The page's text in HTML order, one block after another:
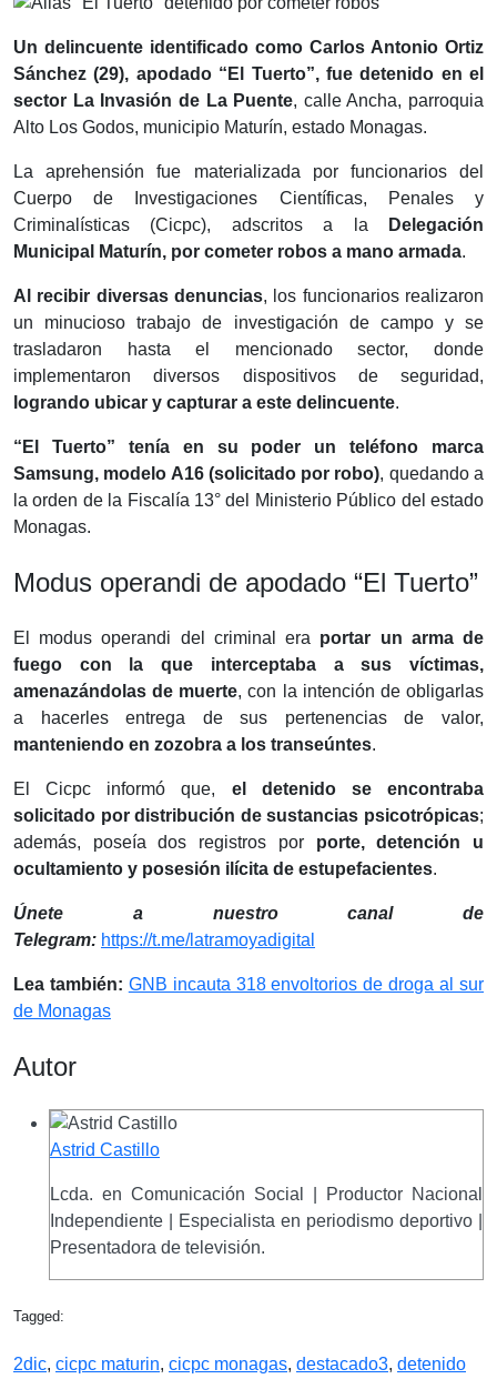
Un delincuente identificado como Carlos Antonio Ortiz
Sánchez (29), apodado “El Tuerto”, fue detenido en el
sector La Invasión de La Puente, calle Ancha, parroquia
Alto Los Godos, municipio Maturín, estado Monagas.
La aprehensión fue materializada por funcionarios del
Cuerpo de Investigaciones Científicas, Penales y
Criminalísticas (Cicpc), adscritos a la
Delegación
Municipal Maturín, por cometer robos a mano armada.
Al recibir diversas denuncias, los funcionarios realizaron
un minucioso trabajo de investigación de campo y se
trasladaron hasta el mencionado sector, donde
implementaron diversos dispositivos de seguridad,
logrando ubicar y capturar a este delincuente.
“El Tuerto” tenía en su poder un teléfono marca
Samsung, modelo A16 (solicitado por robo), quedando a
la orden de la Fiscalía 13° del Ministerio Público del estado
Monagas.
Modus operandi de apodado “El Tuerto”
El modus operandi del criminal era portar un arma de
fuego con la que interceptaba a sus víctimas,
amenazándolas de muerte, con la intención de obligarlas
a hacerles entrega de sus pertenencias de valor,
manteniendo en zozobra a los transeúntes.
El Cicpc informó que, el detenido se encontraba
solicitado por distribución de sustancias psicotrópicas;
además, poseía dos registros por porte, detención u
ocultamiento y posesión ilícita de estupefacientes.
Únete a nuestro canal de
Telegram: https://t.me/latramoyadigital
Lea también: GNB incauta 318 envoltorios de droga al sur
de Monagas
Autor
Astrid Castillo
Lcda. en Comunicación Social | Productor Nacional
Independiente | Especialista en periodismo deportivo |
Presentadora de televisión.
Tagged:
2dic, cicpc maturin, cicpc monagas, destacado3, detenido